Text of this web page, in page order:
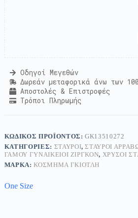
Οδηγοί Μεγεθών
Δωρεάν μεταφορικά άνω των
Αποστολές & Επιστροφές
Τρόποι Πληρωμής
ΚΩΔΙΚΌΣ ΠΡΟΪΌΝΤΟΣ:GK13510272
ΚΑΤΗΓΟΡΊΕΣ: ΣΤΑΥΡΟΊ,ΣΤΑΥΡΟΊ
ΓΆΜΟΥ ΓΥΝΑΙΚΕΊΟΙ ΖΙΡΓΚΌΝ, ΧΡΥΣΟΊ
ΜΆΡΚΑ:ΚΟΣΜΗΜΑ ΓΚΙΟΤΛΗ
One Size